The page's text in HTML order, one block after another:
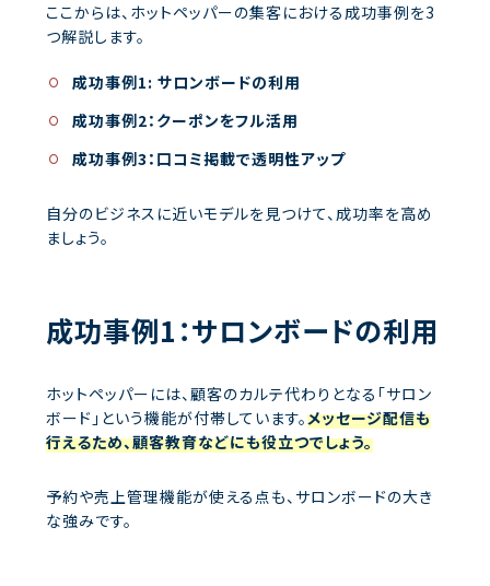
ここからは、ホットペッパーの集客における成功事例を3
つ解説します。
成功事例1: サロンボードの利用
成功事例2：クーポンをフル活用
成功事例3：口コミ掲載で透明性アップ
自分のビジネスに近いモデルを見つけて、成功率を高め
ましょう。
成功事例1：サロンボードの利用
ホットペッパーには、顧客のカルテ代わりとなる「サロン
ボード」という機能が付帯しています。メッセージ配信も
行えるため、顧客教育などにも役立つでしょう。
予約や売上管理機能が使える点も、サロンボードの大き
な強みです。